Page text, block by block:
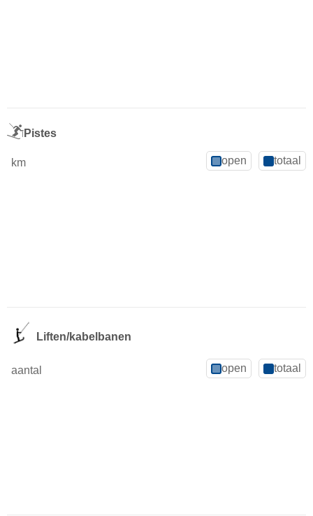
Pistes
km open totaal
Liften/kabelbanen
aantal open totaal